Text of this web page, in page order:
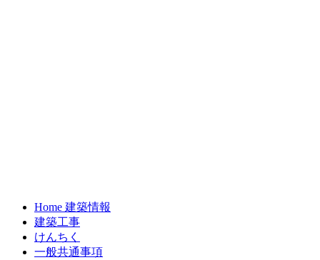
Home 建築情報
建築工事
けんちく
一般共通事項